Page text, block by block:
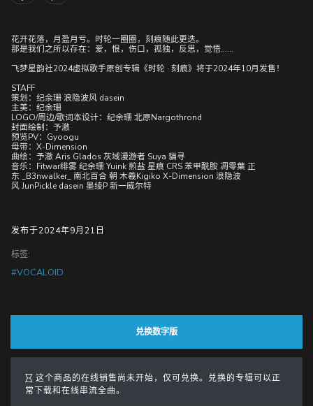
花开花落，月盈月亏。时轮一圈圈，刻痕随此更迭。
那是我们之所以存在：爱，恨，伤口，孤独，反思，觉悟……
飞梦星韵社2024虚拟歌手原创专辑《时轮 · 刻痕》将于2024年10月发售！
STAFF
策划：纪余珊 浪隐波风 dasein
主美：纪余珊
LOGO/周边/歌词本设计：纪余珊 北原Nargothrond
封面绘制：予澈
预览PV：Gyoogu
母带：X-Dimension
曲绘：予澈 Aris Glados 灰域漫游者 Suya 貓寻
音乐：Fitwar绯雾 纪余珊 Yuink 煎盐 星痕 CRS 苯甲酰胺 凋零葉 正
东 _B3nwalker_ 南北百合 朝 木羲Kigiko X-Dimension 浪隐波
风 JunPickle dasein 墨绫P 新一威尔特
发布于2024年9月21日
标签:
#VOCALOID
兑换数字版
这个商品的在线销售尚未开始，仅可兑换。兑换的专辑可以正
常下载和在线串流全曲。